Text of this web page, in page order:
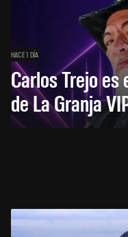
HACE 1 DÍA
Carlos Trejo
de La Granja